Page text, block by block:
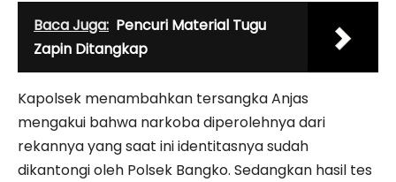
Baca Juga: Pencuri Material Tugu
Zapin Ditangkap
Kapolsek menambahkan tersangka Anjas
mengakui bahwa narkoba diperolehnya dari
rekannya yang saat ini identitasnya sudah
dikantongi oleh Polsek Bangko. Sedangkan hasil tes